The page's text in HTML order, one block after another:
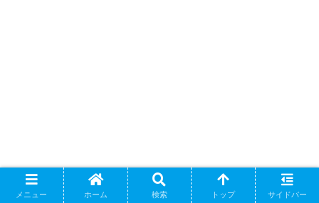
メニュー ホーム 検索 トップ サイドバー